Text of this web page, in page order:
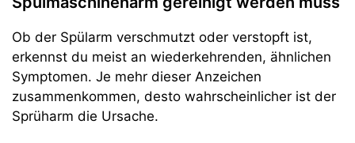
Ob der Spülarm verschmutzt oder verstopft ist,
erkennst du meist an wiederkehrenden, ähnlichen
Symptomen. Je mehr dieser Anzeichen
zusammenkommen, desto wahrscheinlicher ist der
Sprüharm die Ursache.